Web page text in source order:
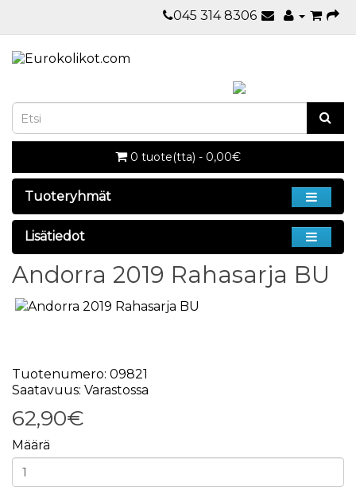
045 314 8306
0 tuote(tta) - 0,00€
Tuoteryhmät
Lisätiedot
Andorra 2019 Rahasarja BU
Tuotenumero: 09821
Saatavuus: Varastossa
62,90€
Määrä